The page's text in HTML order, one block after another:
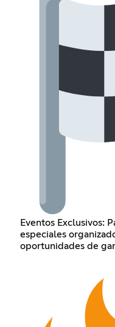
Eventos Exclusivos:
especiales
oportunidades de